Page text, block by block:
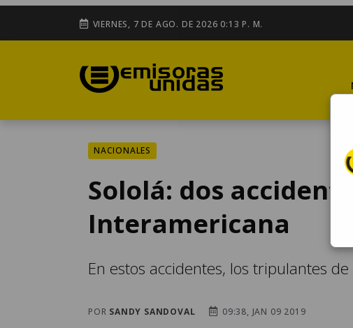
VIERNES, 7 DE AGO. DE 2026 0:13 P. M.
NACIONALES
Sololá: dos
Interamericana
En estos accidentes, los tripulantes
POR SANDY SANDOVAL 09:38, JAN 09 2019